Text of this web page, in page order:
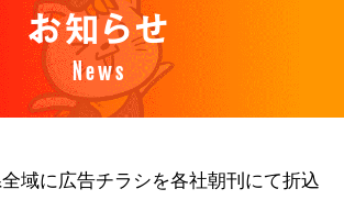
お知らせ
News
域に広告チラシを各社朝刊にて折込